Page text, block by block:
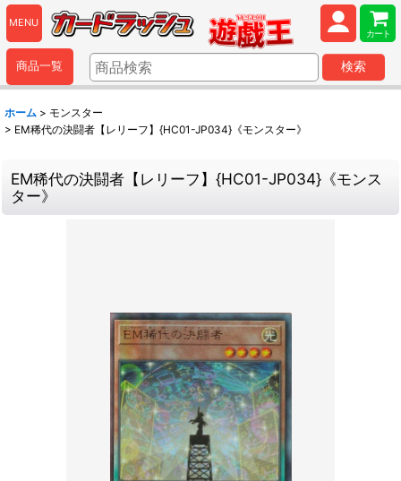
MENU
カート
商品一覧 検索
ホーム > モンスター
> EM稀代の決闘者【レリーフ】{HC01-JP034}《モンスター》
EM稀代の決闘者【レリーフ】{HC01-JP034}《モンス
ター》